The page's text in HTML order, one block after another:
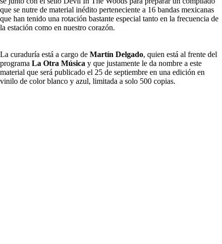
que se nutre de material inédito perteneciente a 16 bandas mexicanas
que han tenido una rotación bastante especial tanto en la frecuencia de
la estación como en nuestro corazón.
La curaduría está a cargo de Martín Delgado, quien está al frente del
programa La Otra Música y que justamente le da nombre a este
material que será publicado el 25 de septiembre en una edición en
vinilo de color blanco y azul, limitada a solo 500 copias.